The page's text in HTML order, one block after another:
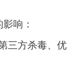
响：
三方杀毒、优